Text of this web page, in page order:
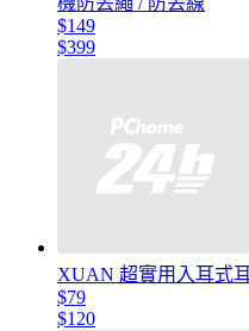
$149
$399
XUAN 超實用入耳式
$79
$120